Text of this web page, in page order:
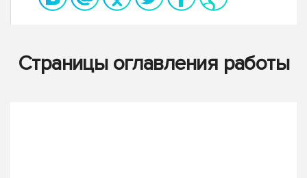
Страницы оглавления работы